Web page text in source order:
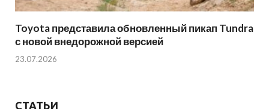
Toyota представила обновленный пикап Tundra
с новой внедорожной версией
23.07.2026
СТАТЬИ